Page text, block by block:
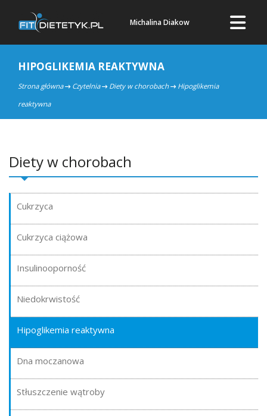
Michalina Diakow
HIPOGLIKEMIA REAKTYWNA
Strona główna Czytelnia Diety w chorobach
Hipoglikemia
reaktywna
Diety w chorobach
Cukrzyca
Cukrzyca ciążowa
Insulinooporność
Niedokrwistość
Hipoglikemia reaktywna
Dna moczanowa
Stłuszczenie wątroby